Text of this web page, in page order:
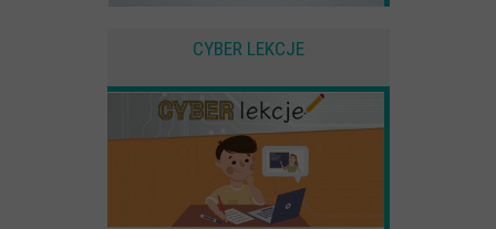
CYBER LEKCJE